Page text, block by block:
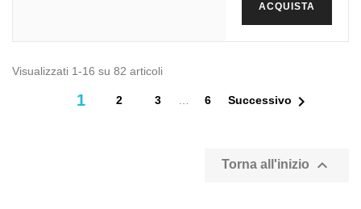
ACQUISTA
Visualizzati 1-16 su 82 articoli
1 2 3 … 6 Successivo 
Torna all'inizio 